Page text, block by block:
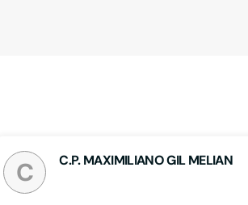
C C.P. MAXIMILIANO GIL MELIAN